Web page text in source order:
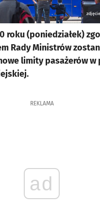
roku (poniedziałek)
Rady Ministrów
limity pasażerów w
REKLAMA
ad